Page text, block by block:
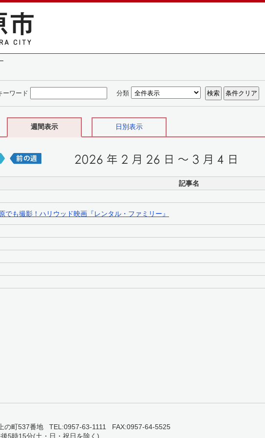
ーワード 分類
週間表示 日別表示
記事名
でも撮影！ハリウッド映画『レンタル・ファミリー』
の町537番地 TEL:0957-63-1111 FAX:0957-64-5525
5時15分(土・日・祝日を除く)